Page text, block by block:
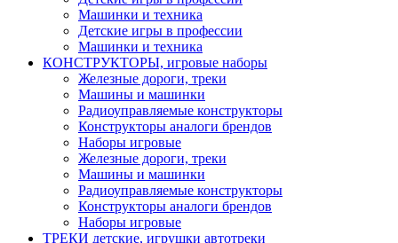
Машинки и техника
Детские игры в профессии
Машинки и техника
КОНСТРУКТОРЫ, игровые наборы
Железные дороги, треки
Машины и машинки
Радиоуправляемые конструкторы
Конструкторы аналоги брендов
Наборы игровые
Железные дороги, треки
Машины и машинки
Радиоуправляемые конструкторы
Конструкторы аналоги брендов
Наборы игровые
ТРЕКИ детские, игрушки автотреки